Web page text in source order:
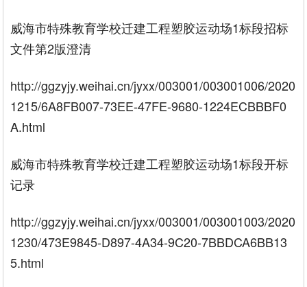
威海市特殊教育学校迁建工程塑胶运动场1标段招标
文件第2版澄清
http://ggzyjy.weihai.cn/jyxx/003001/003001006/2020
1215/6A8FB007-73EE-47FE-9680-1224ECBBBF0
A.html
威海市特殊教育学校迁建工程塑胶运动场1标段开标
记录
http://ggzyjy.weihai.cn/jyxx/003001/003001003/2020
1230/473E9845-D897-4A34-9C20-7BBDCA6BB13
5.html